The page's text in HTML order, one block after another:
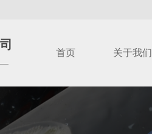
首页 关于我们